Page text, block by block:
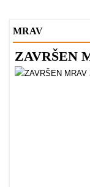
MRAV
ZAVRŠEN